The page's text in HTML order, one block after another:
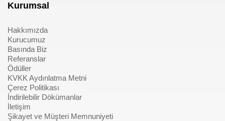
Kurumsal
Hakkımızda
Kurucumuz
Basında Biz
Referanslar
Ödüller
KVKK Aydınlatma Metni
Çerez Politikası
İndirilebilir Dökümanlar
İletişim
Şikayet ve Müşteri Memnuniyeti